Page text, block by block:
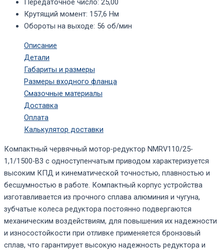
Передаточное число: 25,00
Крутящий момент: 157,6 Нм
Обороты на выходе: 56 об/мин
Описание
Детали
Габариты и размеры
Размеры входного фланца
Смазочные материалы
Доставка
Оплата
Калькулятор доставки
Компактный червячный мотор-редуктор NMRV110/25-
1,1/1500-B3 с одноступенчатым приводом характеризуется
высоким КПД и кинематической точностью, плавностью и
бесшумностью в работе. Компактный корпус устройства
изготавливается из прочного сплава алюминия и чугуна,
зубчатые колеса редуктора постоянно подвергаются
механическим воздействиям, для повышения их надежности
и износостойкости при отливке применяется бронзовый
сплав, что гарантирует высокую надежность редуктора и